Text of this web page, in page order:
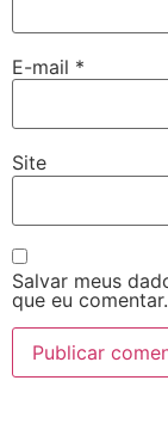
E-mail *
Site
Salvar meus
que eu comentar.